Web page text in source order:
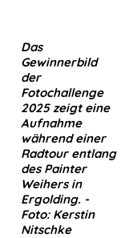
Das
Gewinnerbild
der
Fotochallenge
2025 zeigt eine
Aufnahme
während einer
Radtour entlang
des Painter
Weihers in
Ergolding. -
Foto: Kerstin
Nitschke